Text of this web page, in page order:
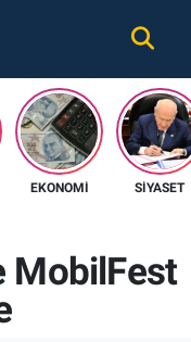
EKONOMI SIYASET
MobilFest